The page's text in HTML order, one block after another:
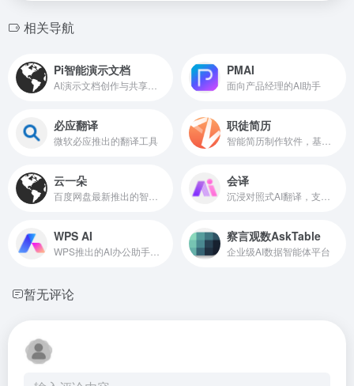
相关导航
Pi智能演示文档 PMAI
面向产品经理的AI助手
必应翻译
微软必应推出的翻译工具
职徒简历
云一朵 会译
WPS AI 察言观数AskTable
企业级AI数据智能体平台
暂无评论